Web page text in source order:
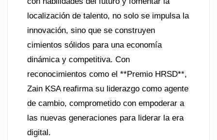
localización de talento, no solo se impulsa la
innovación, sino que se construyen
cimientos sólidos para una economía
dinámica y competitiva. Con
reconocimientos como el **Premio HRSD**,
Zain KSA reafirma su liderazgo como agente
de cambio, comprometido con empoderar a
las nuevas generaciones para liderar la era
digital.